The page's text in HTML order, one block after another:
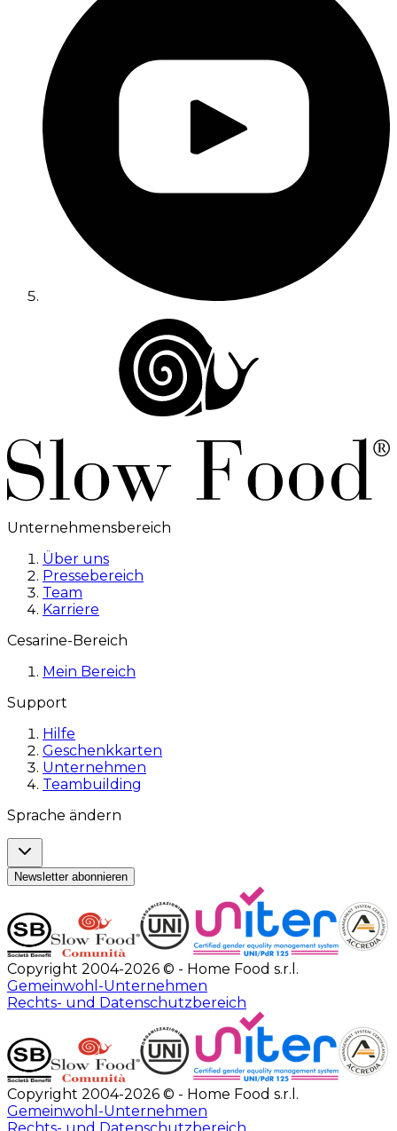
Unternehmensbereich
Über uns
Pressebereich
Team
Karriere
Cesarine-Bereich
Mein Bereich
Support
Hilfe
Geschenkkarten
Unternehmen
Teambuilding
Sprache ändern
Newsletter abonnieren
Copyright 2004-2026 © - Home Food s.r.l.
Gemeinwohl-Unternehmen
Rechts- und Datenschutzbereich
Copyright 2004-2026 © - Home Food s.r.l.
Gemeinwohl-Unternehmen